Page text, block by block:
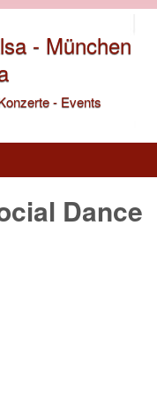
- München
- Events
Dance